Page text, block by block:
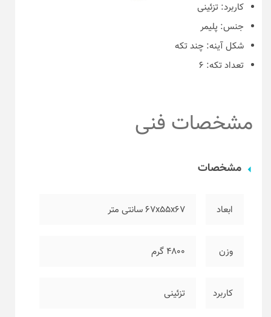
کاربرد: تزئینی
جنس: پلیمر
شکل آینه: چند تکه
تعداد تکه: ۶
مشخصات فنی
مشخصات
ابعاد ۶۷x55x67 سانتی متر
وزن ۴۸۰۰ گرم
کاربرد تزئینی